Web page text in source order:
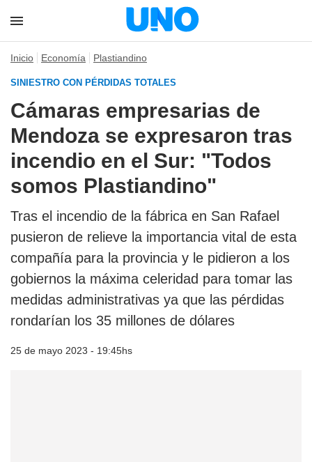
Inicio Economía Plastiandino
SINIESTRO CON PÉRDIDAS TOTALES
Cámaras empresarias de
Mendoza se expresaron tras
incendio en el Sur: "Todos
somos Plastiandino"
Tras el incendio de la fábrica en San Rafael
pusieron de relieve la importancia vital de esta
compañía para la provincia y le pidieron a los
gobiernos la máxima celeridad para tomar las
medidas administrativas ya que las pérdidas
rondarían los 35 millones de dólares
25 de mayo 2023 - 19:45hs